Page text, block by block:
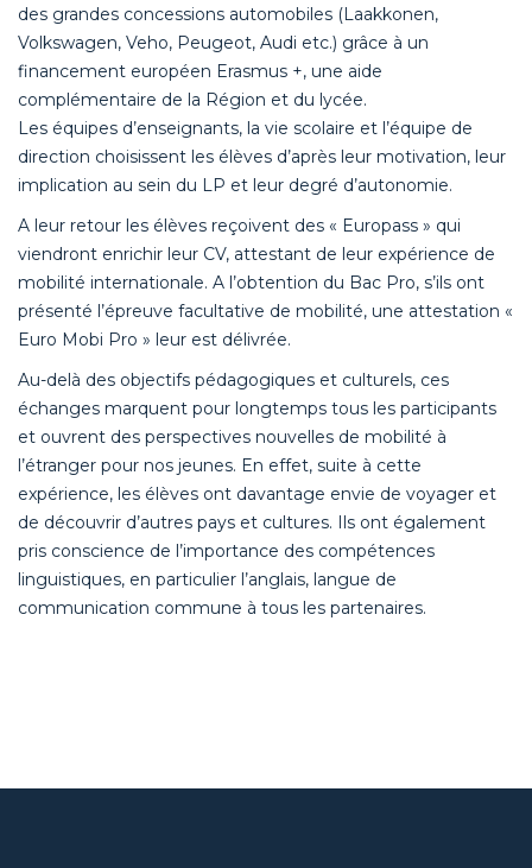
des grandes concessions automobiles (Laakkonen,
Volkswagen, Veho, Peugeot, Audi etc.) grâce à un
financement européen Erasmus +, une aide
complémentaire de la Région et du lycée.
Les équipes d’enseignants, la vie scolaire et l’équipe de
direction choisissent les élèves d’après leur motivation, leur
implication au sein du LP et leur degré d’autonomie.
A leur retour les élèves reçoivent des « Europass » qui
viendront enrichir leur CV, attestant de leur expérience de
mobilité internationale. A l’obtention du Bac Pro, s’ils ont
présenté l’épreuve facultative de mobilité, une attestation «
Euro Mobi Pro » leur est délivrée.
Au-delà des objectifs pédagogiques et culturels, ces
échanges marquent pour longtemps tous les participants
et ouvrent des perspectives nouvelles de mobilité à
l’étranger pour nos jeunes. En effet, suite à cette
expérience, les élèves ont davantage envie de voyager et
de découvrir d’autres pays et cultures. Ils ont également
pris conscience de l’importance des compétences
linguistiques, en particulier l’anglais, langue de
communication commune à tous les partenaires.